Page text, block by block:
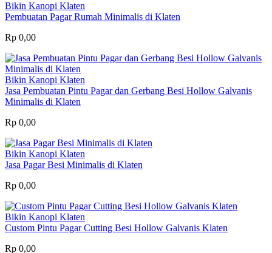
Bikin Kanopi Klaten
Pembuatan Pagar Rumah Minimalis di Klaten
Rp 0,00
Bikin Kanopi Klaten
Jasa Pembuatan Pintu Pagar dan Gerbang Besi Hollow Galvanis
Minimalis di Klaten
Rp 0,00
Bikin Kanopi Klaten
Jasa Pagar Besi Minimalis di Klaten
Rp 0,00
Bikin Kanopi Klaten
Custom Pintu Pagar Cutting Besi Hollow Galvanis Klaten
Rp 0,00